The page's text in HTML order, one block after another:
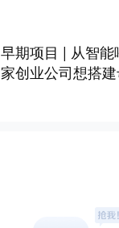
早期项目 | 从智
家创业公司想搭